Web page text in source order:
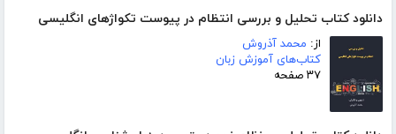
دانلود کتاب تحلیل و بررسی انتظام در پیوست تکواژهای انگلیسی
از: محمد آذروش
کتاب‌های آموزش زبان
۳۷ صفحه